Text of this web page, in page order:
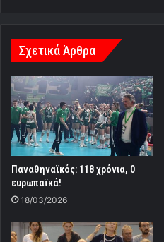
Σχετικά Άρθρα
Παναθηναϊκός: 118 χρόνια, 0
ευρωπαϊκά!
18/03/2026